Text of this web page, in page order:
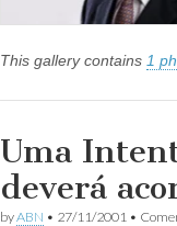
This gallery contains 1
Uma
deverá
byABN • 27/11/2001 •